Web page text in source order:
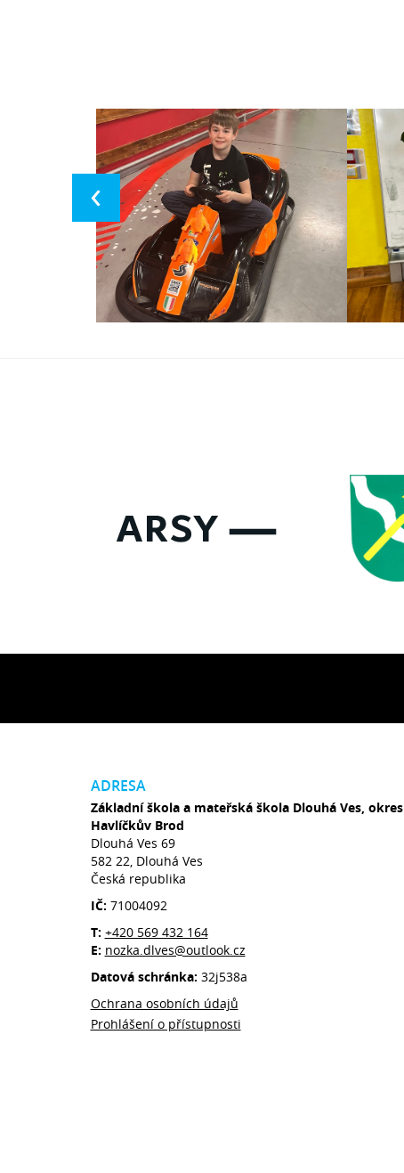
ADRESA
Základní škola a mateřská škola Dlouhá Ves, okres
Havlíčkův Brod
Dlouhá Ves 69
582 22, Dlouhá Ves
Česká republika
IČ: 71004092
T: +420 569 432 164
E: nozka.dlves@outlook.cz
Datová schránka: 32j538a
Ochrana osobních údajů
Prohlášení o přístupnosti